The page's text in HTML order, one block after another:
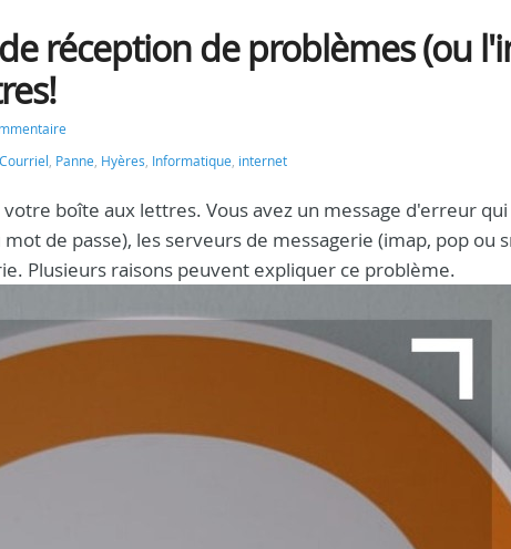
réception de problèmes (ou
Courriel , Panne, Hyères, Informatique, internet
votre boîte aux lettres. Vous avez un message d'erreur
de passe), les serveurs de messagerie (imap, pop ou
Plusieurs raisons peuvent expliquer ce problème.